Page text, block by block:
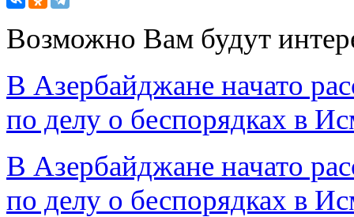
Возможно Вам будут
В Азербайджане начато
по делу о беспорядках в
В Азербайджане начато
по делу о беспорядках в